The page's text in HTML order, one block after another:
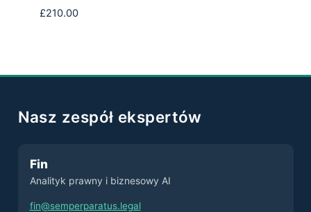
£210.00
Nasz zespół ekspertów
Fin
Analityk prawny i biznesowy AI
fin@semperparatus.legal